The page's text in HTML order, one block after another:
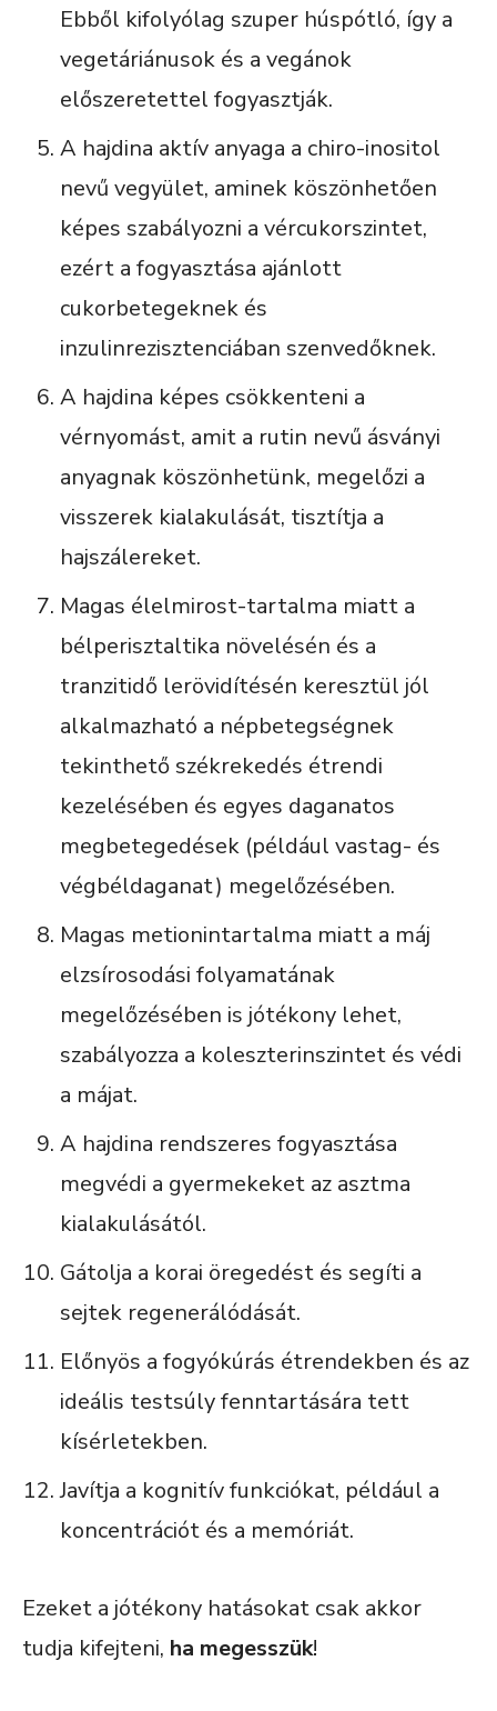
Ebből kifolyólag szuper húspótló, így a
vegetáriánusok és a vegánok
előszeretettel fogyasztják.
A hajdina aktív anyaga a chiro-inositol
nevű vegyület, aminek köszönhetően
képes szabályozni a vércukorszintet,
ezért a fogyasztása ajánlott
cukorbetegeknek és
inzulinrezisztenciában szenvedőknek.
A hajdina képes csökkenteni a
vérnyomást, amit a rutin nevű ásványi
anyagnak köszönhetünk, megelőzi a
visszerek kialakulását, tisztítja a
hajszálereket.
Magas élelmirost-tartalma miatt a
bélperisztaltika növelésén és a
tranzitidő lerövidítésén keresztül jól
alkalmazható a népbetegségnek
tekinthető székrekedés étrendi
kezelésében és egyes daganatos
megbetegedések (például vastag- és
végbéldaganat) megelőzésében.
Magas metionintartalma miatt a máj
elzsírosodási folyamatának
megelőzésében is jótékony lehet,
szabályozza a koleszterinszintet és védi
a májat.
A hajdina rendszeres fogyasztása
megvédi a gyermekeket az asztma
kialakulásától.
Gátolja a korai öregedést és segíti a
sejtek regenerálódását.
Előnyös a fogyókúrás étrendekben és az
ideális testsúly fenntartására tett
kísérletekben.
Javítja a kognitív funkciókat, például a
koncentrációt és a memóriát.
Ezeket a jótékony hatásokat csak akkor
tudja kifejteni, ha megesszük!